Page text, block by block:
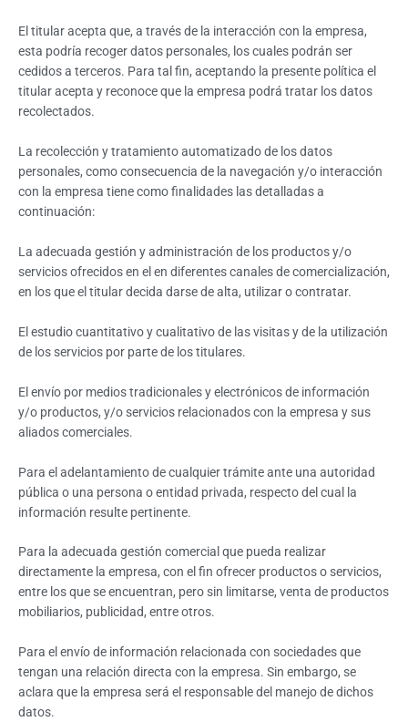
El titular acepta que, a través de la interacción con la empresa,
esta podría recoger datos personales, los cuales podrán ser
cedidos a terceros. Para tal fin, aceptando la presente política el
titular acepta y reconoce que la empresa podrá tratar los datos
recolectados.
La recolección y tratamiento automatizado de los datos
personales, como consecuencia de la navegación y/o interacción
con la empresa tiene como finalidades las detalladas a
continuación:
La adecuada gestión y administración de los productos y/o
servicios ofrecidos en el en diferentes canales de comercialización,
en los que el titular decida darse de alta, utilizar o contratar.
El estudio cuantitativo y cualitativo de las visitas y de la utilización
de los servicios por parte de los titulares.
El envío por medios tradicionales y electrónicos de información
y/o productos, y/o servicios relacionados con la empresa y sus
aliados comerciales.
Para el adelantamiento de cualquier trámite ante una autoridad
pública o una persona o entidad privada, respecto del cual la
información resulte pertinente.
Para la adecuada gestión comercial que pueda realizar
directamente la empresa, con el fin ofrecer productos o servicios,
entre los que se encuentran, pero sin limitarse, venta de productos
mobiliarios, publicidad, entre otros.
Para el envío de información relacionada con sociedades que
tengan una relación directa con la empresa. Sin embargo, se
aclara que la empresa será el responsable del manejo de dichos
datos.